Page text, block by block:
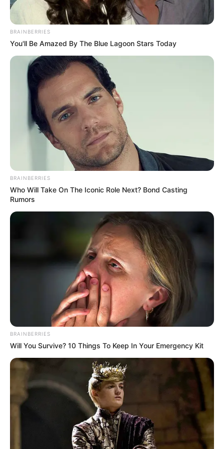
BRAINBERRIES
You'll Be Amazed By The Blue Lagoon Stars Today
BRAINBERRIES
Who Will Take On The Iconic Role Next? Bond Casting
Rumors
BRAINBERRIES
Will You Survive? 10 Things To Keep In Your Emergency Kit